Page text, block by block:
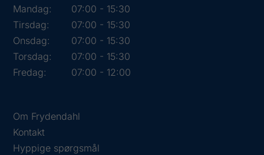
Mandag:
07:00 - 15:30
Tirsdag:
07:00 - 15:30
Onsdag:
07:00 - 15:30
Torsdag:
07:00 - 15:30
Fredag:
07:00 - 12:00
Om Frydendahl
Kontakt
Hyppige spørgsmål